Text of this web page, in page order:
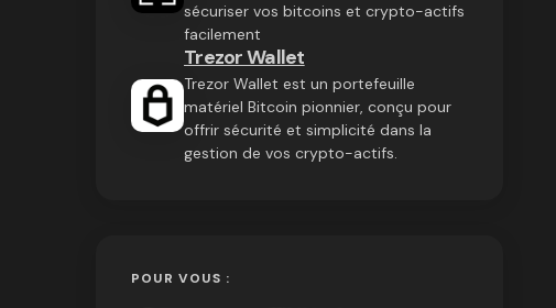
sécuriser vos bitcoins et crypto-actifs
facilement
Trezor Wallet
Trezor Wallet est un portefeuille
matériel Bitcoin pionnier, conçu pour
offrir sécurité et simplicité dans la
gestion de vos crypto-actifs.
POUR VOUS :